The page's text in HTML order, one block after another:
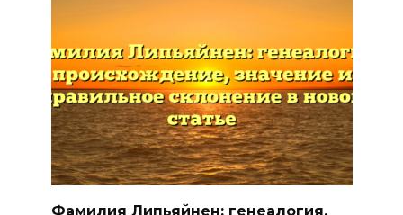
Фамилия Липьяйнен: генеалогия,